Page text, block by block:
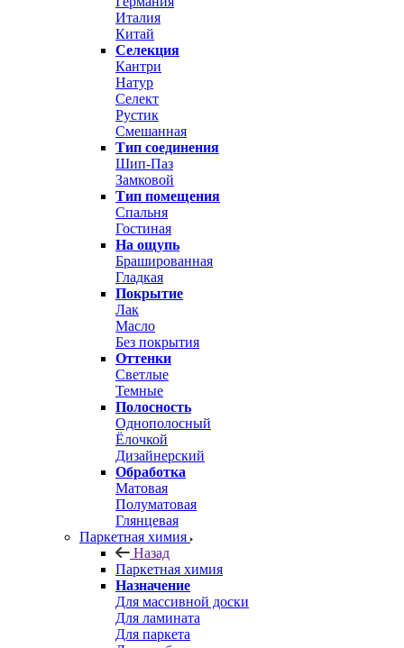
Италия
Китай
Селекция
Кантри
Натур
Селект
Рустик
Смешанная
Тип соединения
Шип-Паз
Замковой
Тип помещения
Спальня
Гостиная
На ощупь
Брашированная
Гладкая
Покрытие
Лак
Масло
Без покрытия
Оттенки
Светлые
Темные
Полосность
Однополосный
Ёлочкой
Дизайнерский
Обработка
Матовая
Полуматовая
Глянцевая
Паркетная химия
Назад
Паркетная химия
Назначение
Для массивной доски
Для ламината
Для паркета